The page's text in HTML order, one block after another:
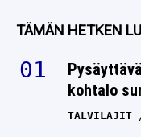
TÄMÄN HETKEN
kohtalo
TALVILAJIT